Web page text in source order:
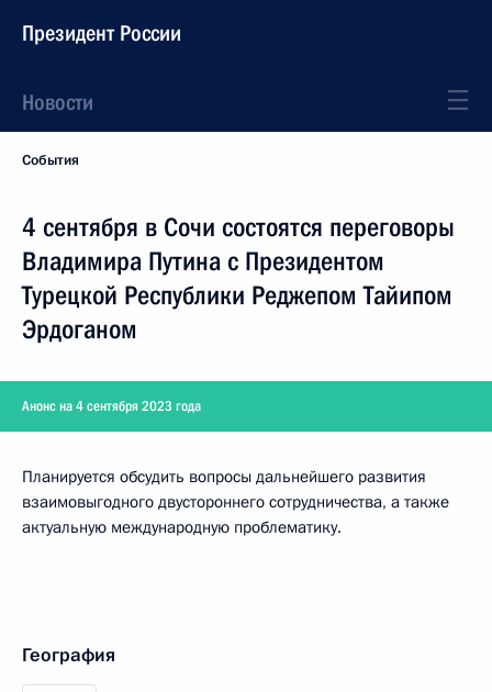
Президент России
Новости
События
4 сентября в Сочи состоятся переговоры
Владимира Путина с Президентом
Турецкой Республики Реджепом Тайипом
Эрдоганом
Анонс на 4 сентября 2023 года
Планируется обсудить вопросы дальнейшего развития
взаимовыгодного двустороннего сотрудничества, а также
актуальную международную проблематику.
География